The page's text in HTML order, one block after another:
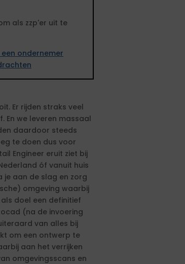
als zzp'er uit te
ondernemer
Er rijden straks veel
En we leveren massaal
daardoor steeds
te doen dus voor
Engineer eruit ziet bij
óf vanuit huis
je aan de slag en zorg
omgeving waarbij
doel een definitief
(na de invoering
van alles bij
om een ontwerp te
aan het verrijken
omgevingsscans en